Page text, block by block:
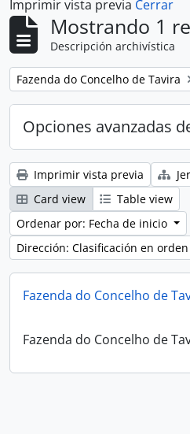
Imprimir vista previa Cerrar
Mostrando 1
Descripción archivística
Remove filter:
Fazenda do Concelho de Tavira
Opciones avanzadas
Imprimir vista previa
Card view
Table view
Ordenar por: Fecha de inicio
Dirección: Clasificación en
Fazenda do Concelho de
Fazenda do Concelho de